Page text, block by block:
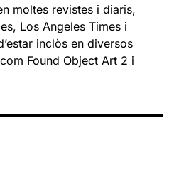
moltes revistes i diaris,
Los Angeles Times i
inclòs en diversos
Found Object Art 2 i